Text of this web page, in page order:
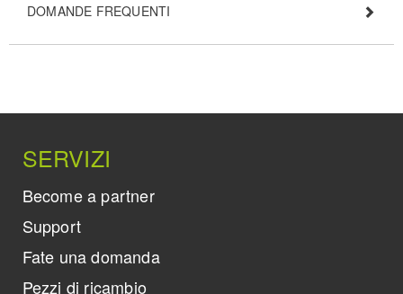
DOMANDE FREQUENTI
SERVIZI
Become a partner
Support
Fate una domanda
Pezzi di ricambio